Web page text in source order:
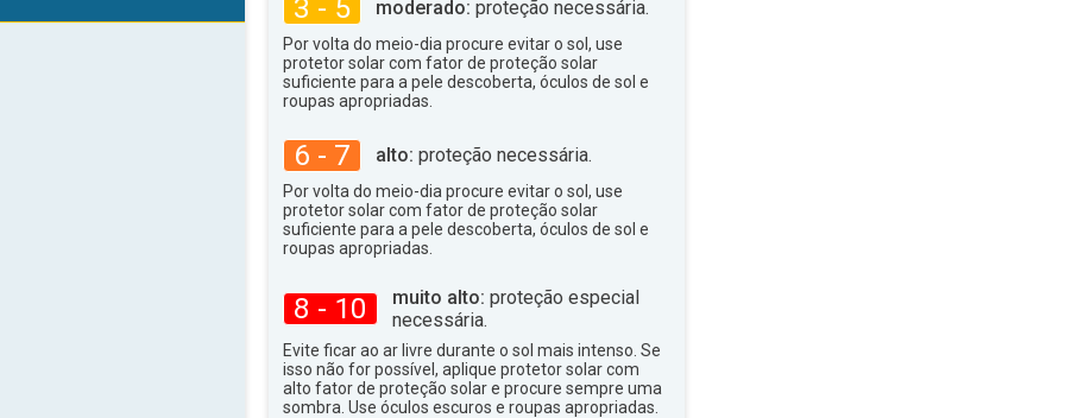
3 - 5 moderado: proteção necessária.
Por volta do meio-dia procure evitar o sol, use
protetor solar com fator de proteção solar
suficiente para a pele descoberta, óculos de sol e
roupas apropriadas.
6 - 7 alto: proteção necessária.
Por volta do meio-dia procure evitar o sol, use
protetor solar com fator de proteção solar
suficiente para a pele descoberta, óculos de sol e
roupas apropriadas.
8 - 10 muito alto: proteção especial
necessária.
Evite ficar ao ar livre durante o sol mais intenso. Se
isso não for possível, aplique protetor solar com
alto fator de proteção solar e procure sempre uma
sombra. Use óculos escuros e roupas apropriadas.